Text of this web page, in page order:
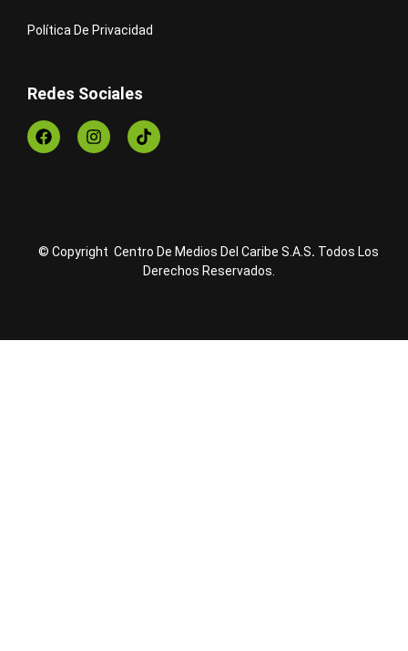
Política De Privacidad
Redes Sociales
© Copyright Centro De Medios Del Caribe S.A.S. Todos Los
Derechos Reservados.